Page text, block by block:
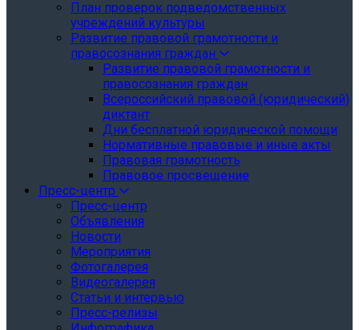
План проверок подведомственных
учреждений культуры
Развитие правовой грамотности и
правосознания граждан
Развитие правовой грамотности и
правосознания граждан
Всероссийский правовой (юридический)
диктант
Дни бесплатной юридической помощи
Нормативные правовые и иные акты
Правовая грамотность
Правовое просвещение
Пресс-центр
Пресс-центр
Объявления
Новости
Мероприятия
Фотогалерея
Видеогалерея
Статьи и интервью
Пресс-релизы